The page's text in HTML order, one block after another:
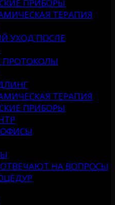
ПРИБОРЫ
ТЕРАПИЯ
УХОД ПОСЛЕ
ТЕРАПИЯ
ПРИБОРЫ
НА ВОПРОСЫ